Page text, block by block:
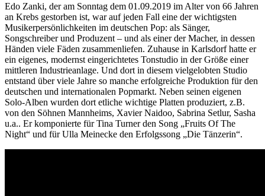
Edo Zanki, der am Sonntag dem 01.09.2019 im Alter von 66 Jahren
an Krebs gestorben ist, war auf jeden Fall eine der wichtigsten
Musikerpersönlichkeiten im deutschen Pop: als Sänger,
Songschreiber und Produzent – und als einer der Macher, in dessen
Händen viele Fäden zusammenliefen. Zuhause in Karlsdorf hatte er
ein eigenes, modernst eingerichtetes Tonstudio in der Größe einer
mittleren Industrieanlage. Und dort in diesem vielgelobten Studio
entstand über viele Jahre so manche erfolgreiche Produktion für den
deutschen und internationalen Popmarkt. Neben seinen eigenen
Solo-Alben wurden dort etliche wichtige Platten produziert, z.B.
von den Söhnen Mannheims, Xavier Naidoo, Sabrina Setlur, Sasha
u.a.. Er komponierte für Tina Turner den Song „Fruits Of The
Night“ und für Ulla Meinecke den Erfolgssong „Die Tänzerin“.